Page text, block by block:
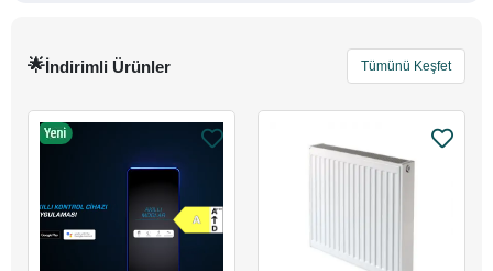
İndirimli Ürünler Tümünü Keşfet